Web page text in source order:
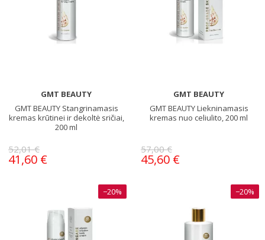
GMT BEAUTY
GMT BEAUTY Stangrinamasis
kremas krūtinei ir dekoltė sričiai,
200 ml
52,01 €
41,60 €
GMT BEAUTY
GMT BEAUTY Liekninamasis
kremas nuo celiulito, 200 ml
57,00 €
45,60 €
−20% −20%